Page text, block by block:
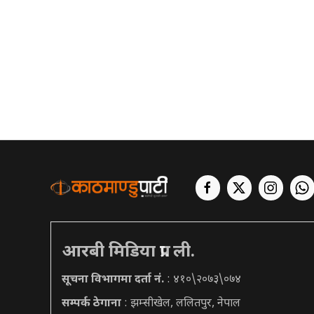
आरबी मिडिया प्रा. ली.
सूचना विभागमा दर्ता नं. : ४१०\२०७३\०७४
सम्पर्क ठेगाना : झम्सीखेल, ललितपुर, नेपाल